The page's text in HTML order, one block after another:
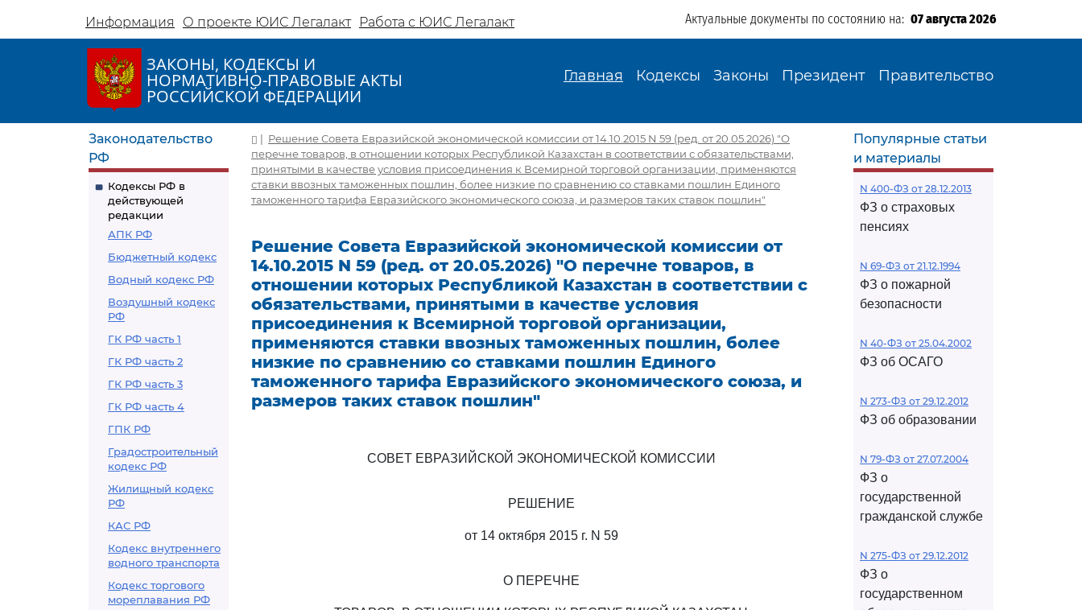
Информация О проекте ЮИС Легалакт Работа с ЮИС Легалакт Актуальные документы по состоянию на: 07 августа 2026
ЗАКОНЫ, КОДЕКСЫ И
НОРМАТИВНО-ПРАВОВЫЕ АКТЫ
РОССИЙСКОЙ ФЕДЕРАЦИИ
Главная Кодексы Законы Президент Правительство
Законодательство
РФ
Кодексы РФ в
действующей
редакции
АПК РФ
Бюджетный кодекс
Водный кодекс РФ
Воздушный кодекс
РФ
ГК РФ часть 1
ГК РФ часть 2
ГК РФ часть 3
ГК РФ часть 4
ГПК РФ
Градостроительный
кодекс РФ
Жилищный кодекс
РФ
КАС РФ
Кодекс внутреннего
водного транспорта
Кодекс торгового
мореплавания РФ
| Решение Совета Евразийской экономической комиссии от 14.10.2015 N 59 (ред. от 20.05.2026) "О
перечне товаров, в отношении которых Республикой Казахстан в соответствии с обязательствами,
принятыми в качестве условия присоединения к Всемирной торговой организации, применяются
ставки ввозных таможенных пошлин, более низкие по сравнению со ставками пошлин Единого
таможенного тарифа Евразийского экономического союза, и размеров таких ставок пошлин"
Решение Совета Евразийской экономической комиссии от
14.10.2015 N 59 (ред. от 20.05.2026) "О перечне товаров, в
отношении которых Республикой Казахстан в соответствии с
обязательствами, принятыми в качестве условия
присоединения к Всемирной торговой организации,
применяются ставки ввозных таможенных пошлин, более
низкие по сравнению со ставками пошлин Единого
таможенного тарифа Евразийского экономического союза, и
размеров таких ставок пошлин"
СОВЕТ ЕВРАЗИЙСКОЙ ЭКОНОМИЧЕСКОЙ КОМИССИИ
РЕШЕНИЕ
от 14 октября 2015 г. N 59
О ПЕРЕЧНЕ
Популярные статьи
и материалы
N 400-ФЗ от 28.12.2013
ФЗ о страховых
пенсиях
N 69-ФЗ от 21.12.1994
ФЗ о пожарной
безопасности
N 40-ФЗ от 25.04.2002
ФЗ об ОСАГО
N 273-ФЗ от 29.12.2012
ФЗ об образовании
N 79-ФЗ от 27.07.2004
ФЗ о
государственной
гражданской службе
N 275-ФЗ от 29.12.2012
ФЗ о
государственном